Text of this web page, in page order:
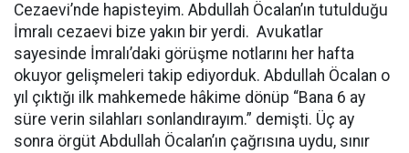
Cezaevi’nde hapisteyim. Abdullah Öcalan’ın tutulduğu
İmralı cezaevi bize yakın bir yerdi. Avukatlar
sayesinde İmralı’daki görüşme notlarını her hafta
okuyor gelişmeleri takip ediyorduk. Abdullah Öcalan o
yıl çıktığı ilk mahkemede hâkime dönüp “Bana 6 ay
süre verin silahları sonlandırayım.” demişti. Üç ay
sonra örgüt Abdullah Öcalan’ın çağrısına uydu, sınır